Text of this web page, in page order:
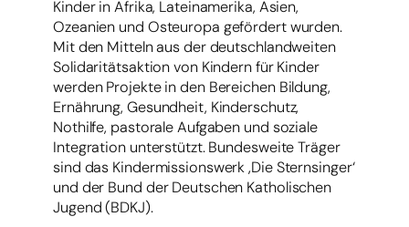
Kinder in Afrika, Lateinamerika, Asien,
Ozeanien und Osteuropa gefördert wurden.
Mit den Mitteln aus der deutschlandweiten
Solidaritätsaktion von Kindern für Kinder
werden Projekte in den Bereichen Bildung,
Ernährung, Gesundheit, Kinderschutz,
Nothilfe, pastorale Aufgaben und soziale
Integration unterstützt. Bundesweite Träger
sind das Kindermissionswerk ‚Die Sternsinger‘
und der Bund der Deutschen Katholischen
Jugend (BDKJ).